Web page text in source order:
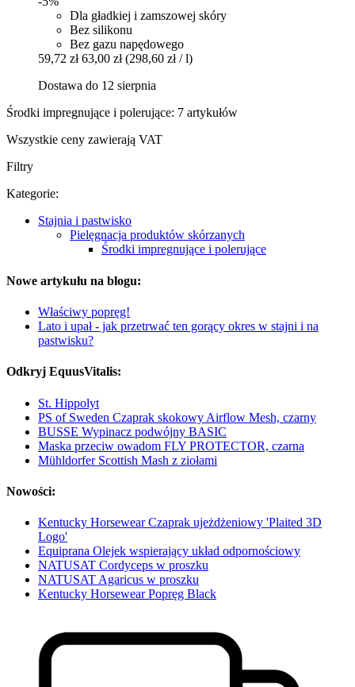
Dla gładkiej i zamszowej skóry
Bez silikonu
Bez gazu napędowego
59,72 zł 63,00 zł (298,60 zł / l)
Dostawa do 12 sierpnia
Środki impregnujące i polerujące: 7 artykułów
Wszystkie ceny zawierają VAT
Filtry
Kategorie:
Stajnia i pastwisko
Pielęgnacja produktów skórzanych
Środki impregnujące i polerujące
Nowe artykułu na blogu:
Właściwy popręg!
Lato i upał - jak przetrwać ten gorący okres w stajni i na
pastwisku?
Odkryj EquusVitalis:
St. Hippolyt
PS of Sweden Czaprak skokowy Airflow Mesh, czarny
BUSSE Wypinacz podwójny BASIC
Maska przeciw owadom FLY PROTECTOR, czarna
Mühldorfer Scottish Mash z ziołami
Nowości:
Kentucky Horsewear Czaprak ujeżdżeniowy 'Plaited 3D
Logo'
Equiprana Olejek wspierający układ odpornościowy
NATUSAT Cordyceps w proszku
NATUSAT Agaricus w proszku
Kentucky Horsewear Popręg Black